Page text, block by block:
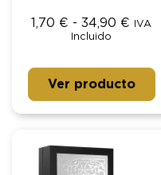
1,70 € - 34,90 €
IVA
Incluido
Ver producto